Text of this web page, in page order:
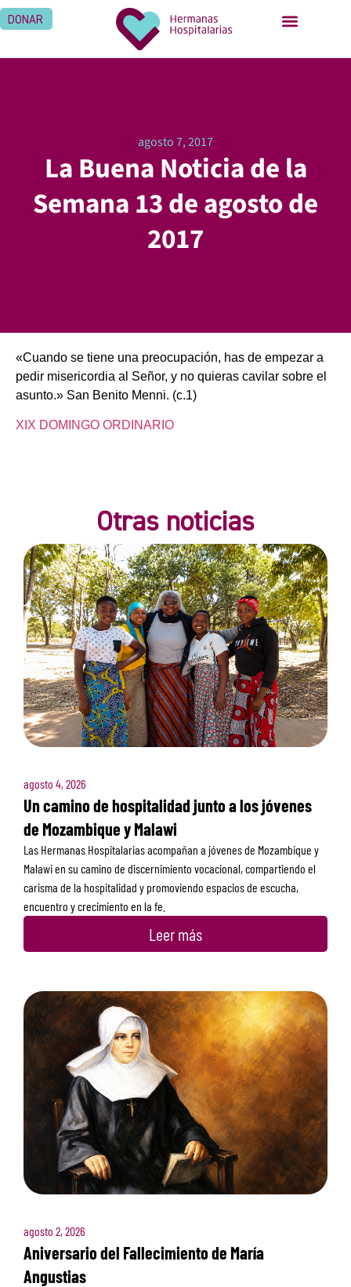
DONAR
agosto 7, 2017
La Buena Noticia de la
Semana 13 de agosto de
2017
«Cuando se tiene una preocupación, has de empezar a
pedir misericordia al Señor, y no quieras cavilar sobre el
asunto.» San Benito Menni. (c.1)
XIX DOMINGO ORDINARIO
Otras noticias
agosto 4, 2026
Un camino de hospitalidad junto a los jóvenes
de Mozambique y Malawi
Las Hermanas Hospitalarias acompañan a jóvenes de Mozambique y
Malawi en su camino de discernimiento vocacional, compartiendo el
carisma de la hospitalidad y promoviendo espacios de escucha,
encuentro y crecimiento en la fe.
Leer más
agosto 2, 2026
Aniversario del Fallecimiento de María
Angustias